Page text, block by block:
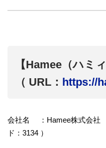
【Hamee（ハミ
（ URL： https://
会社名 ：Hamee株式会社
ド：3134 ）